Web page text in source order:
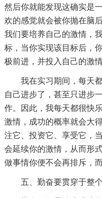
然后你就能发现这确实是
欢的感觉就会被你抛在脑
我们要培养自己的激情，
标，当你实现该目标后，
极前进，并投入自己的激情
我在实习期间，每天
自己进步了，甚至只进步
作。因此，我每天都很快
激情，成功的概率就会大
注它、投资它、享受它，
会延续你的激情，从而形
做事情你便不会再排斥，
五、勤奋要贯穿于整